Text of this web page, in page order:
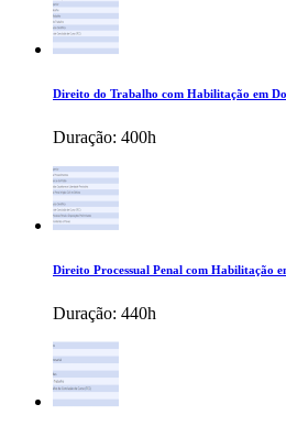
Direito do Trabalho com Habilitação em
Duração: 400h
Direito Processual Penal com Habilitação
Duração: 440h